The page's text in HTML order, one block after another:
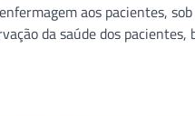
aos pacientes,
da saúde dos